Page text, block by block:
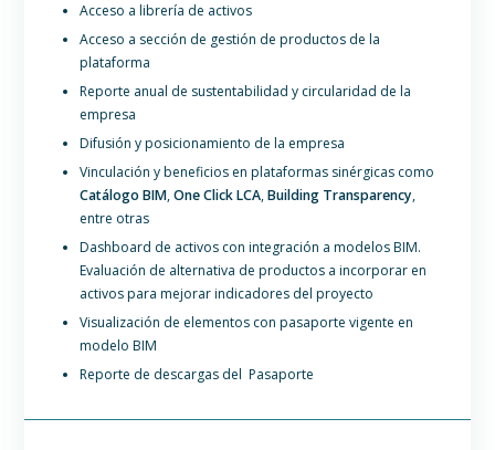
Acceso a librería de activos
Acceso a sección de gestión de productos de la
plataforma
Reporte anual de sustentabilidad y circularidad de la
empresa
Difusión y posicionamiento de la empresa
Vinculación y beneficios en plataformas sinérgicas como
Catálogo BIM,One Click LCA,Building Transparency,
entre otras
Dashboard de activos con integración a modelos BIM.
Evaluación de alternativa de productos a incorporar en
activos para mejorar indicadores del proyecto
Visualización de elementos con pasaporte vigente en
modelo BIM
Reporte de descargas del Pasaporte